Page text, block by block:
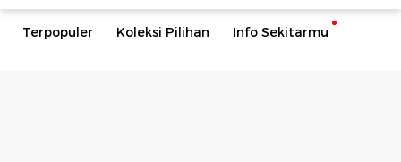
Terpopuler Koleksi Pilihan Info Sekitarmu